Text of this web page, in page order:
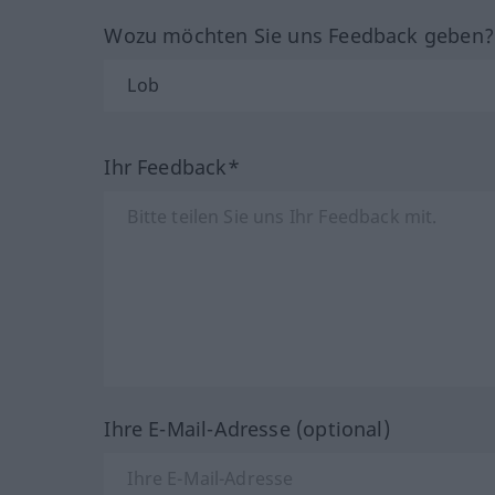
Wozu möchten Sie uns Feedback
Ihr Feedback*
Ihre E-Mail-Adresse (optional)